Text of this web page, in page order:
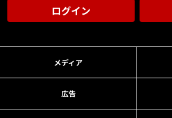
ログイン
メディア
広告